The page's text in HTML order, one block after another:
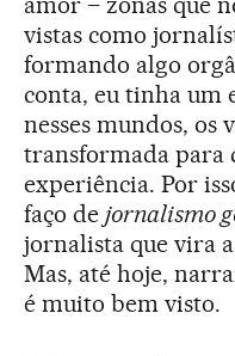
vistas como
formando algo
conta, eu tinha um
nesses mundos, os
transformada para
experiência. Por
faço de jornalismo
jornalista que vira
Mas, até hoje,
é muito bem visto.